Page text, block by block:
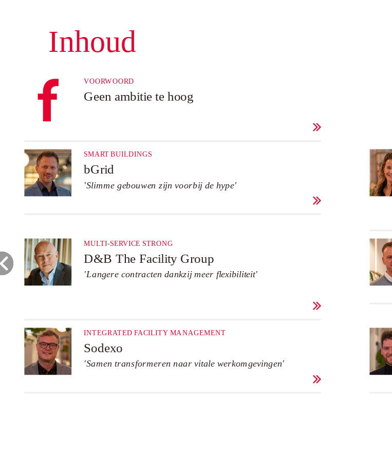
Inhoud
VOORWOORD
Geen ambitie te hoog

SMART BUILDINGS
bGrid
'Slimme gebouwen zijn voorbij de hype'

MULTI-SERVICE STRONG
D&B The Facility Group
'Langere contracten dankzij meer flexibiliteit'

INTEGRATED FACILITY MANAGEMENT
Sodexo
'Samen transformeren naar vitale werkomgevingen'
